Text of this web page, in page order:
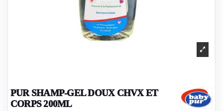
PUR SHAMP-GEL DOUX CHVX ET
CORPS 200ML